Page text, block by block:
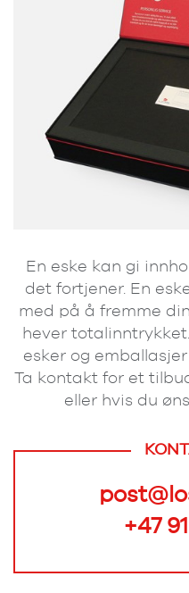
En eske kan gi
det fortjener. En
med på å fremme
hever
esker og
Ta kontakt for et
eller hvis du
+47